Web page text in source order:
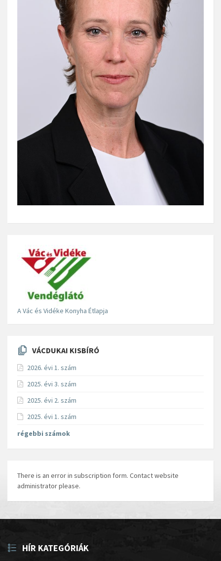
A Vác és Vidéke Konyha Étlapja
VÁCDUKAI KISBÍRÓ
2026. évi 1. szám
2025. évi 3. szám
2025. évi 2. szám
2025. évi 1. szám
régebbi számok
There is an error in subscription form. Contact website
administrator please.
HÍR KATEGÓRIÁK